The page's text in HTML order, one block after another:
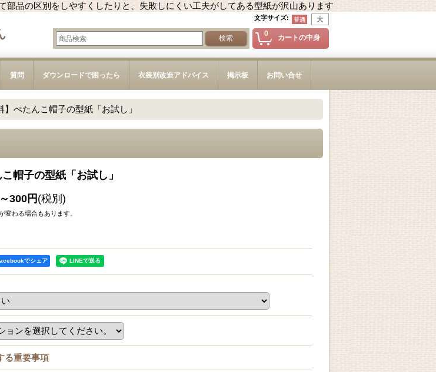
品の区別をしやすくしたりと、失敗しにくい工夫がしてある型紙が沢山あります
文字サイズ:
0 カートの中身
質問 ダウンロードで困ったら 衣装別改造アドバイス 掲示板 お問い合せ
】ぺたんこ帽子の型紙「お試し」
こ帽子の型紙「お試し」
300円(税別)
変わる場合もあります。
でシェア
る重要事項